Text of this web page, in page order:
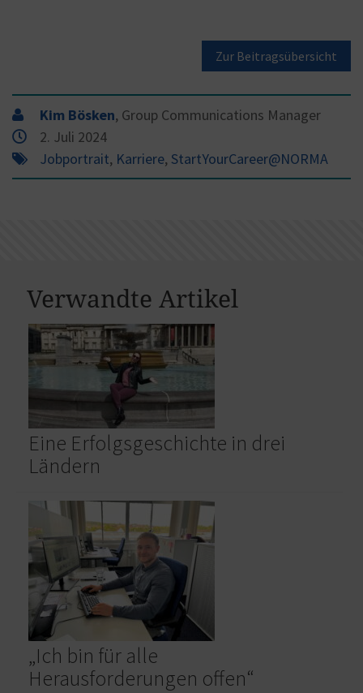
Zur Beitragsübersicht
Kim Bösken, Group Communications Manager
2. Juli 2024
Jobportrait, Karriere, StartYourCareer@NORMA
Verwandte Artikel
Eine Erfolgsgeschichte in drei
Ländern
„Ich bin für alle
Herausforderungen offen“